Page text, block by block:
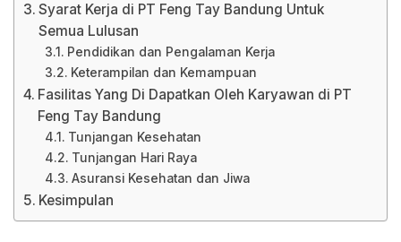
Syarat Kerja di PT Feng Tay Bandung Untuk
Semua Lulusan
Pendidikan dan Pengalaman Kerja
Keterampilan dan Kemampuan
Fasilitas Yang Di Dapatkan Oleh Karyawan di PT
Feng Tay Bandung
Tunjangan Kesehatan
Tunjangan Hari Raya
Asuransi Kesehatan dan Jiwa
Kesimpulan